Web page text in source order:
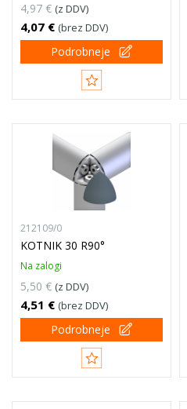
4,97 € (z DDV)
4,07 € (brez DDV)
Podrobneje
212109/0
KOTNIK 30 R90°
Na zalogi
5,50 € (z DDV)
4,51 € (brez DDV)
Podrobneje